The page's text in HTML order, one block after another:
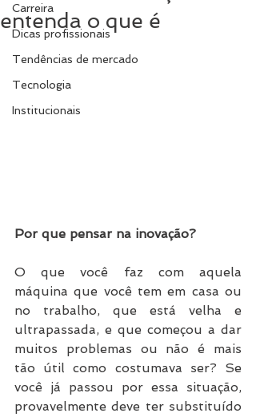
Carreira
Dicas profissionais
Tendências de mercado
Tecnologia
Institucionais
entenda o que é
Por que pensar na inovação?
O que você faz com aquela
máquina que você tem em casa ou
no trabalho, que está velha e
ultrapassada, e que começou a dar
muitos problemas ou não é mais
tão útil como costumava ser? Se
você já passou por essa situação,
provavelmente deve ter substituído